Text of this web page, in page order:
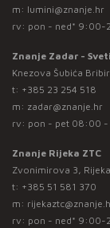
m: lumini@znanje.hr
rv: pon - ned* 9:00-
Znanje Zadar -
Knezova Šubića
t: +385 23 254 518
m: zadar@znanje.hr
rv: pon - pet 08:00
Znanje Rijeka ZTC
Zvonimirova 3, Rijeka
t: +385 51 581 370
m:
rv: pon - ned* 9:00-